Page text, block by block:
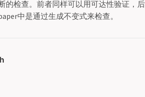
的检查。前者同样可以用可达性验证，后
中是通过生成不变式来检查。